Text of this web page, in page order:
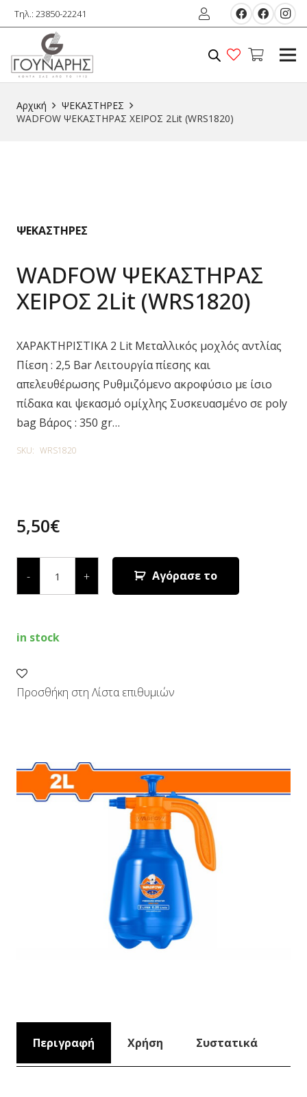
Τηλ.: 23850-22241
Αρχική
ΨΕΚΑΣΤΗΡΕΣ
WADFOW ΨΕΚΑΣΤΗΡΑΣ ΧΕΙΡΟΣ 2Lit (WRS1820)
ΨΕΚΑΣΤΗΡΕΣ
WADFOW ΨΕΚΑΣΤΗΡΑΣ
ΧΕΙΡΟΣ 2Lit (WRS1820)
ΧΑΡΑΚΤΗΡΙΣΤΙΚΑ 2 Lit Μεταλλικός μοχλός αντλίας
Πίεση : 2,5 Bar Λειτουργία πίεσης και
απελευθέρωσης Ρυθμιζόμενο ακροφύσιο με ίσιο
πίδακα και ψεκασμό ομίχλης Συσκευασμένο σε poly
bag Βάρος : 350 gr…
SKU: WRS1820
5,50€
-
WADFOW
ΨΕΚΑΣΤΗΡΑΣ
ΧΕΙΡΟΣ
2Lit
+ Αγόρασε το
in stock
Προσθήκη στη Λίστα επιθυμιών
Περιγραφή Χρήση Συστατικά